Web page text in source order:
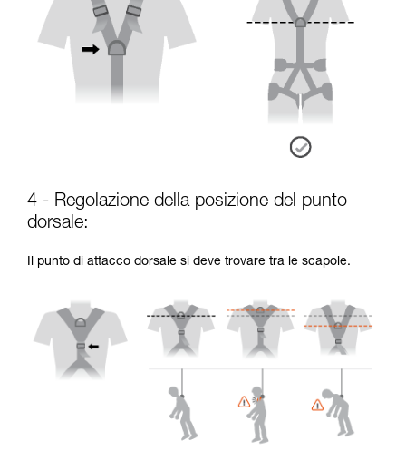
4 - Regolazione della posizione del punto
dorsale:
Il punto di attacco dorsale si deve trovare tra le scapole.